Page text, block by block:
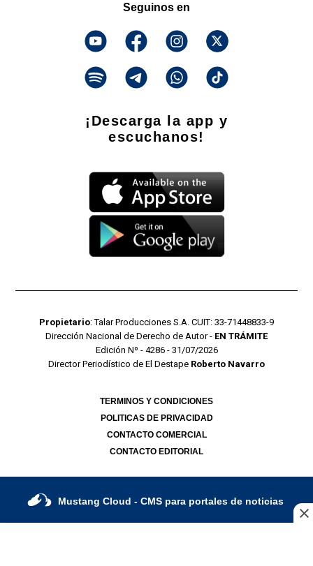
Seguinos en
¡Descarga la app y
escuchanos!
Propietario: Talar Producciones S.A. CUIT: 33-71448833-9
Dirección Nacional de Derecho de Autor - EN TRÁMITE
Edición Nº - 4286 - 31/07/2026
Director Periodístico de El Destape Roberto Navarro
TERMINOS Y CONDICIONES
POLITICAS DE PRIVACIDAD
CONTACTO COMERCIAL
CONTACTO EDITORIAL
Mustang Cloud - CMS para portales de noticias